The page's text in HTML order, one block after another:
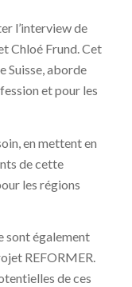
l’interview de
Chloé Frund. Cet
Suisse, aborde
et pour les
en mettent en
de cette
les régions
sont également
REFORMER.
de ces